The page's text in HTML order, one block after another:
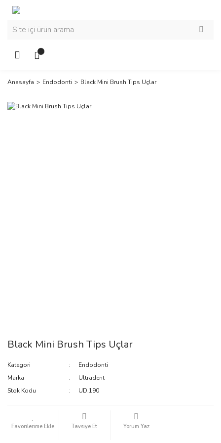
Anasayfa Endodonti Black Mini Brush Tips Uçlar
Black Mini Brush Tips Uçlar
Kategori
Endodonti
Marka
Ultradent
Stok Kodu
UD.190
Tavsiye Et Yorum Yaz